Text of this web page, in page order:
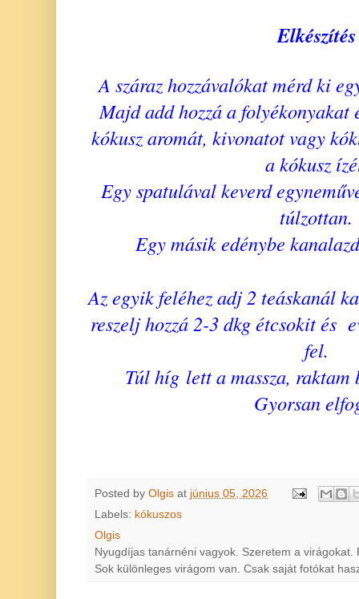
Elkészítés
A száraz hozzávalókat mérd ki
Majd add hozzá a folyékonyakat
kókusz aromát, kivonatot vagy
a kókusz
Egy spatulával keverd
túlzottan.
Egy másik edénybe
Az egyik feléhez adj 2 teáskanál
reszelj hozzá 2-3 dkg étcsokit és
fel.
Túl híg lett a massza, raktam
Gyorsan
Posted by Olgis at június 05, 2026
Labels: kókuszos
Olgis
Nyugdíjas tanárnéni vagyok. Szeretem a
Sok különleges virágom van. Csak saját fotókat